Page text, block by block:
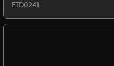
FTD0241